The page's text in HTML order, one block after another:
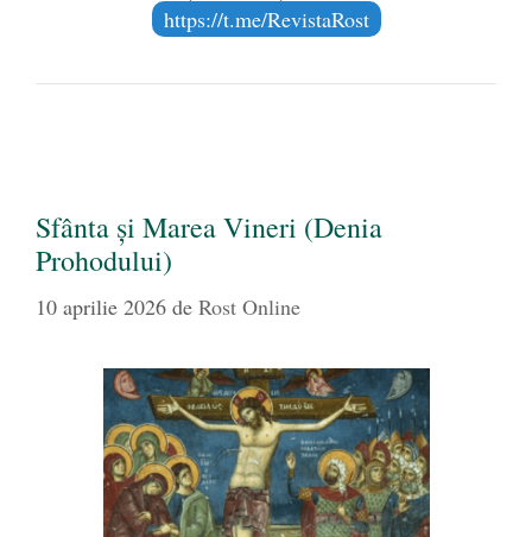
https://t.me/RevistaRost
Sfânta și Marea Vineri (Denia
Prohodului)
10 aprilie 2026 de Rost Online